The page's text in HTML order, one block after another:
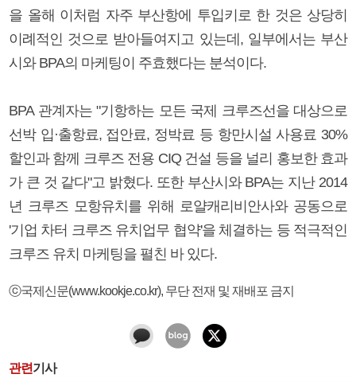
을 올해 이처럼 자주 부산항에 투입키로 한 것은 상당히
이례적인 것으로 받아들여지고 있는데, 일부에서는 부산
시와 BPA의 마케팅이 주효했다는 분석이다.
BPA 관계자는 "기항하는 모든 국제 크루즈선을 대상으로
선박 입·출항료, 접안료, 정박료 등 항만시설 사용료 30%
할인과 함께 크루즈 전용 CIQ 건설 등을 널리 홍보한 효과
가 큰 것 같다"고 밝혔다. 또한 부산시와 BPA는 지난 2014
년 크루즈 모항유치를 위해 로얄캐리비안사와 공동으로
'기업 차터 크루즈 유치업무 협약'을 체결하는 등 적극적인
크루즈 유치 마케팅을 펼친 바 있다.
ⓒ국제신문(www.kookje.co.kr), 무단 전재 및 재배포 금지
관련기사